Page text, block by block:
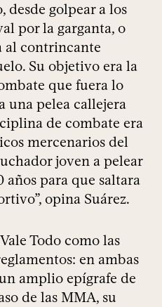
desde golpear a los
por la garganta, o
al contrincante
Su objetivo era la
que fuera lo
una pelea callejera
de combate era
mercenarios del
joven a pelear
años para que saltara
opina Suárez.
Todo como las
en ambas
amplio epígrafe de
de las MMA, su